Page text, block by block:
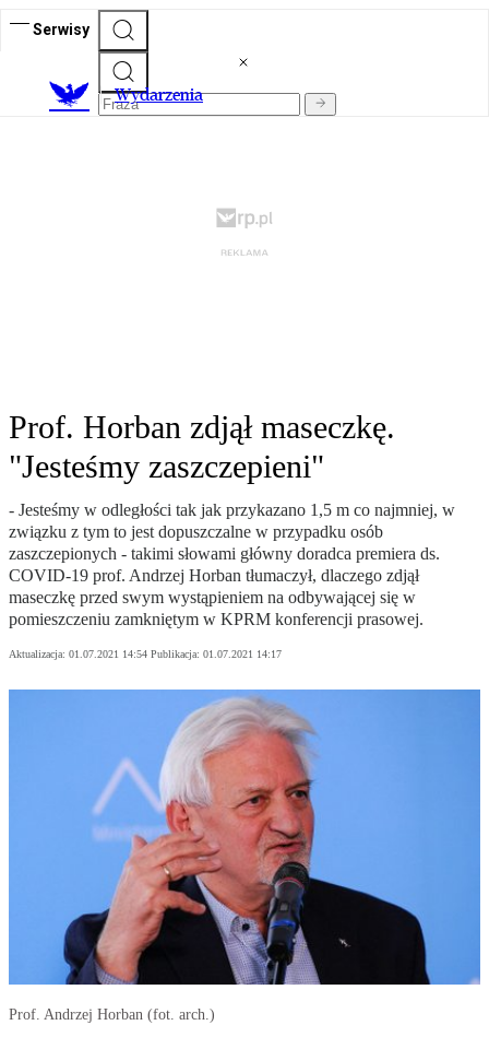
Serwisy
Wydarzenia
Prof. Horban zdjął maseczkę.
"Jesteśmy zaszczepieni"
- Jesteśmy w odległości tak jak przykazano 1,5 m co najmniej, w
związku z tym to jest dopuszczalne w przypadku osób
zaszczepionych - takimi słowami główny doradca premiera ds.
COVID-19 prof. Andrzej Horban tłumaczył, dlaczego zdjął
maseczkę przed swym wystąpieniem na odbywającej się w
pomieszczeniu zamkniętym w KPRM konferencji prasowej.
Aktualizacja: 01.07.2021 14:54 Publikacja: 01.07.2021 14:17
Prof. Andrzej Horban (fot. arch.)